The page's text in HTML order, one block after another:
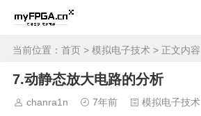
当前位置： 首页 > 模拟电子技术 > 正文内容
7.动静态放大电路的分析
chanra1n 7年前 模拟电子技术